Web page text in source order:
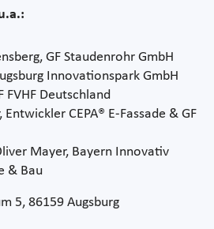
GF Staudenrohr GmbH
Innovationspark GmbH
FVHF Deutschland
CEPA® E-Fassade & GF
Mayer, Bayern Innovativ
& Bau
5, 86159 Augsburg